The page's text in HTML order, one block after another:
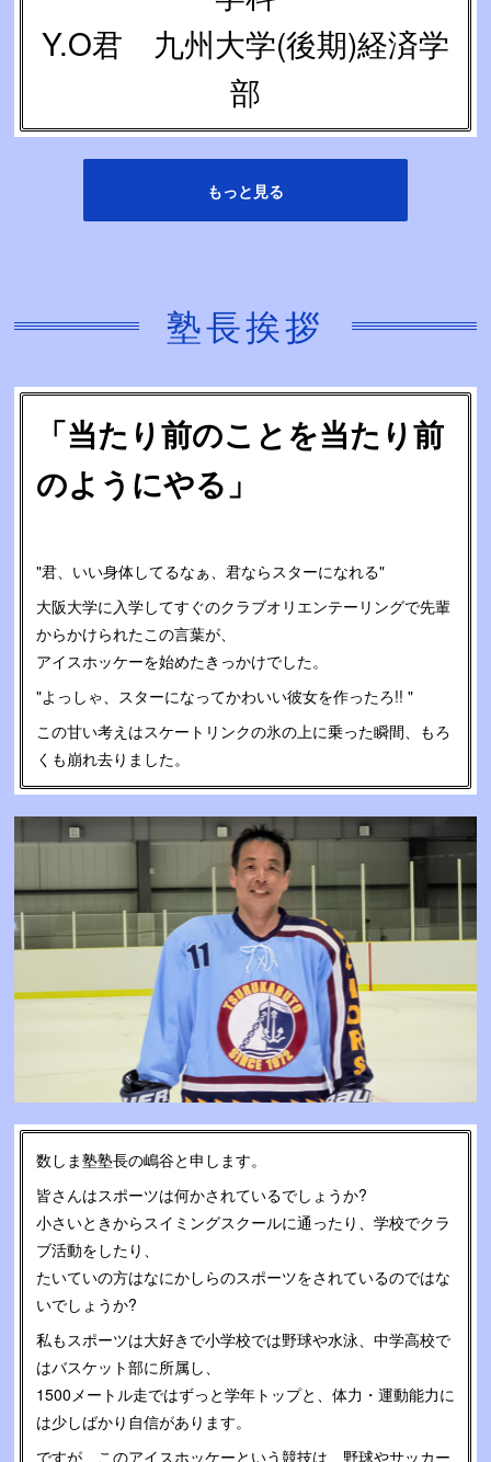
Y.O君 九州大学(後期)経済学
部
もっと見る
塾長挨拶
「当たり前のことを当たり前
のようにやる」
"君、いい身体してるなぁ、君ならスターになれる"
大阪大学に入学してすぐのクラブオリエンテーリングで先輩
からかけられたこの言葉が、
アイスホッケーを始めたきっかけでした。
"よっしゃ、スターになってかわいい彼女を作ったろ!! "
この甘い考えはスケートリンクの氷の上に乗った瞬間、もろ
くも崩れ去りました。
数しま塾塾長の嶋谷と申します。
皆さんはスポーツは何かされているでしょうか?
小さいときからスイミングスクールに通ったり、学校でクラ
ブ活動をしたり、
たいていの方はなにかしらのスポーツをされているのではな
いでしょうか?
私もスポーツは大好きで小学校では野球や水泳、中学高校で
はバスケット部に所属し、
1500メートル走ではずっと学年トップと、体力・運動能力に
は少しばかり自信があります。
ですが、このアイスホッケーという競技は、野球やサッカー